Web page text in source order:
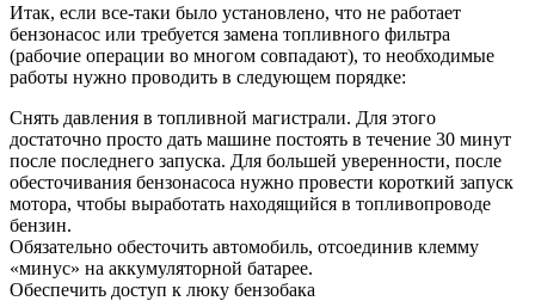
Итак, если все-таки было установлено, что не работает
бензонасос или требуется замена топливного фильтра
(рабочие операции во многом совпадают), то необходимые
работы нужно проводить в следующем порядке:
Снять давления в топливной магистрали. Для этого
достаточно просто дать машине постоять в течение 30 минут
после последнего запуска. Для большей уверенности, после
обесточивания бензонасоса нужно провести короткий запуск
мотора, чтобы выработать находящийся в топливопроводе
бензин.
Обязательно обесточить автомобиль, отсоединив клемму
«минус» на аккумуляторной батарее.
Обеспечить доступ к люку бензобака